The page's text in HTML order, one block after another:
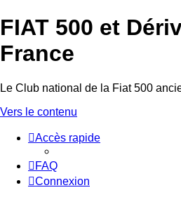
FIAT 500 et
France
Le Club national de la Fiat 500
Vers le contenu
Accès rapide
FAQ
Connexion